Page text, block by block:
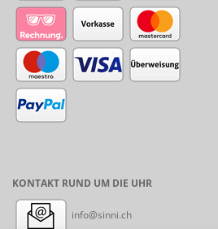
KONTAKT RUND UM DIE UHR
info@sinni.ch